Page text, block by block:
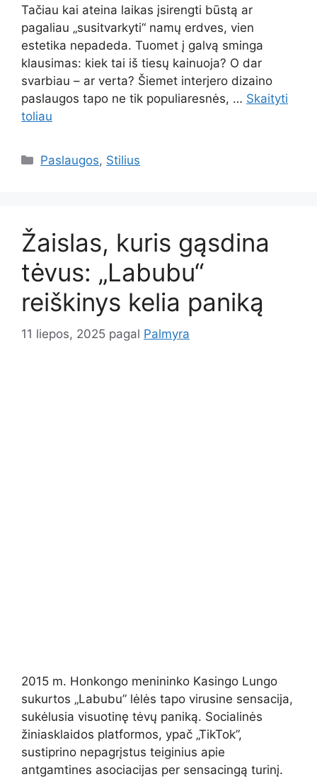
Tačiau kai ateina laikas įsirengti būstą ar
pagaliau „susitvarkyti“ namų erdves, vien
estetika nepadeda. Tuomet į galvą sminga
klausimas: kiek tai iš tiesų kainuoja? O dar
svarbiau – ar verta? Šiemet interjero dizaino
paslaugos tapo ne tik populiaresnės, … Skaityti
toliau
Kategorijos
Paslaugos, Stilius
Žaislas, kuris gąsdina
tėvus: „Labubu“
reiškinys kelia paniką
11 liepos, 2025 pagal Palmyra
2015 m. Honkongo menininko Kasingo Lungo
sukurtos „Labubu” lėlės tapo virusine sensacija,
sukėlusia visuotinę tėvų paniką. Socialinės
žiniasklaidos platformos, ypač „TikTok”,
sustiprino nepagrįstus teiginius apie
antgamtines asociacijas per sensacingą turinį.